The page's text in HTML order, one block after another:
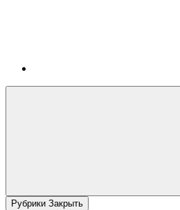
Рубрики Закрыть